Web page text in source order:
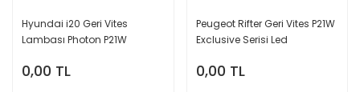
Hyundai i20 Geri Vites
Lambası Photon P21W
0,00 TL
Peugeot Rifter Geri Vites P21W
Exclusive Serisi Led
0,00 TL